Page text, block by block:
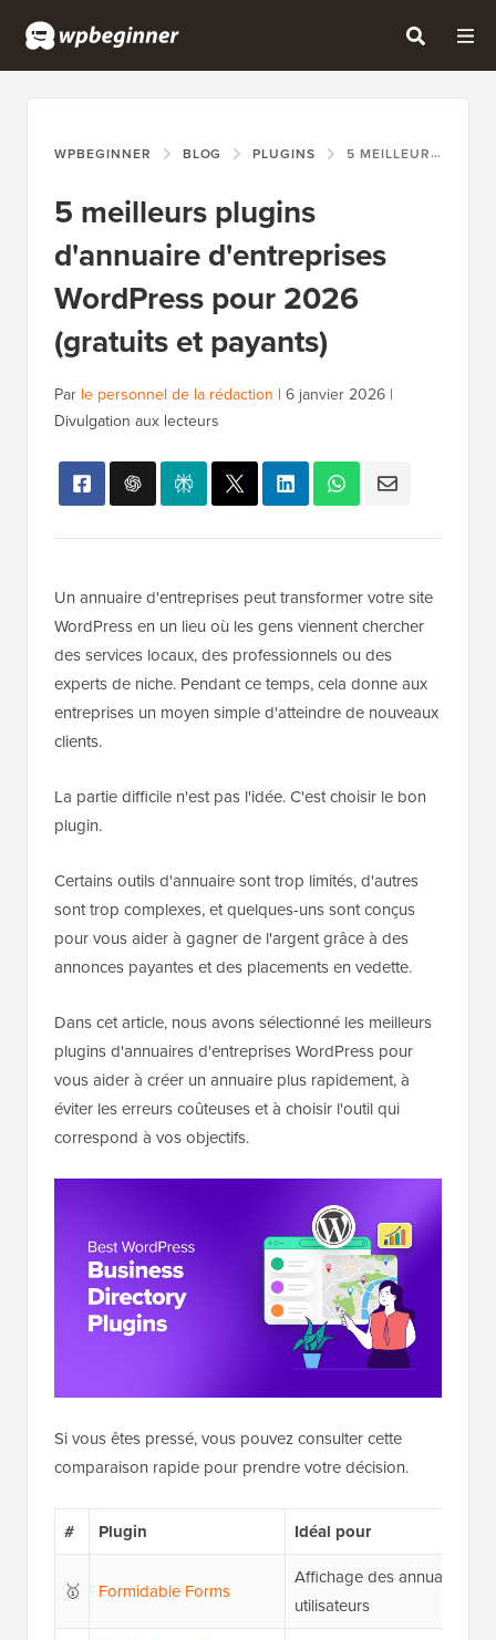
WPBEGINNER BLOG PLUGINS 5 MEILLEURS PLUGINS D'ANNUAIRE D'ENTREPRISES WORDPRESS POUR 2026 (GRATUITS ET PAYANTS)
5 meilleurs plugins
d'annuaire d'entreprises
WordPress pour 2026
(gratuits et payants)
Par le personnel de la rédaction | 6 janvier 2026 |
Divulgation aux lecteurs
Un annuaire d'entreprises peut transformer votre site
WordPress en un lieu où les gens viennent chercher
des services locaux, des professionnels ou des
experts de niche. Pendant ce temps, cela donne aux
entreprises un moyen simple d'atteindre de nouveaux
clients.
La partie difficile n'est pas l'idée. C'est choisir le bon
plugin.
Certains outils d'annuaire sont trop limités, d'autres
sont trop complexes, et quelques-uns sont conçus
pour vous aider à gagner de l'argent grâce à des
annonces payantes et des placements en vedette.
Dans cet article, nous avons sélectionné les meilleurs
plugins d'annuaires d'entreprises WordPress pour
vous aider à créer un annuaire plus rapidement, à
éviter les erreurs coûteuses et à choisir l'outil qui
correspond à vos objectifs.
Si vous êtes pressé, vous pouvez consulter cette
comparaison rapide pour prendre votre décision.
# Plugin Idéal pour
🥇 Formidable Forms
Affichage des annuaires
utilisateurs